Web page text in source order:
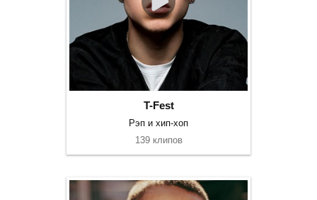
T-Fest
Рэп и хип-хоп
139 клипов